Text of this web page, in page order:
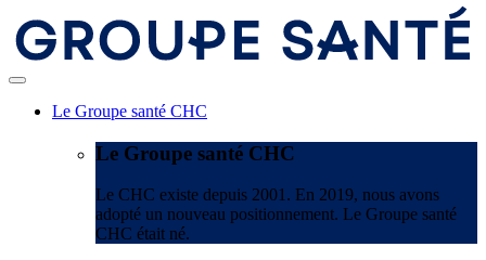
Le Groupe santé CHC
Le Groupe santé CHC
Le CHC existe depuis 2001. En 2019, nous avons
adopté un nouveau positionnement. Le Groupe santé
CHC était né.